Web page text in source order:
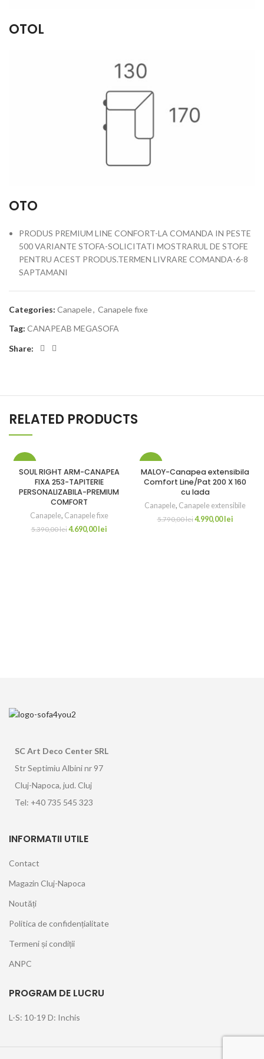
OTOL
OTO
PRODUS PREMIUM LINE CONFORT-LA COMANDA IN PESTE
500 VARIANTE STOFA-SOLICITATI MOSTRARUL DE STOFE
PENTRU ACEST PRODUS.TERMEN LIVRARE COMANDA-6-8
SAPTAMANI
Categories: Canapele, Canapele fixe
Tag: CANAPEAB MEGASOFA
Share:
RELATED PRODUCTS
SOUL RIGHT ARM-CANAPEA
FIXA 253-TAPITERIE
PERSONALIZABILA-PREMIUM
COMFORT
Canapele, Canapele fixe
5.390,00lei4.690,00lei
MALOY-Canapea extensibila
Comfort Line/Pat 200 X 160
cu lada
Canapele, Canapele extensibile
5.790,00lei4.990,00lei
SC Art Deco Center SRL
Str Septimiu Albini nr 97
Cluj-Napoca, jud. Cluj
Tel: +40 735 545 323
INFORMATII UTILE
Contact
Magazin Cluj-Napoca
Noutăți
Politica de confidențialitate
Termeni și condiții
ANPC
PROGRAM DE LUCRU
L-S: 10-19 D: Inchis